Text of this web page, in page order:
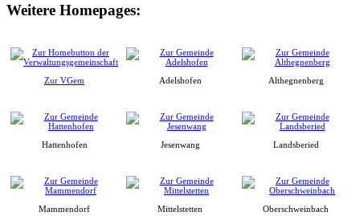
Weitere Homepages:
Zur VGem Adelshofen Althegnenberg
Hattenhofen Jesenwang Landsberied
Mammendorf Mittelstetten Oberschweinbach